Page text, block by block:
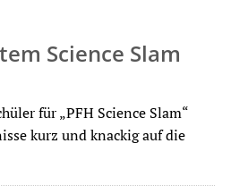
Science Slam
für „PFH Science Slam“
kurz und knackig auf die